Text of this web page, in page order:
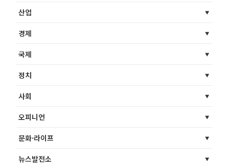
산업
경제
국제
정치
사회
오피니언
문화·라이프
뉴스발전소